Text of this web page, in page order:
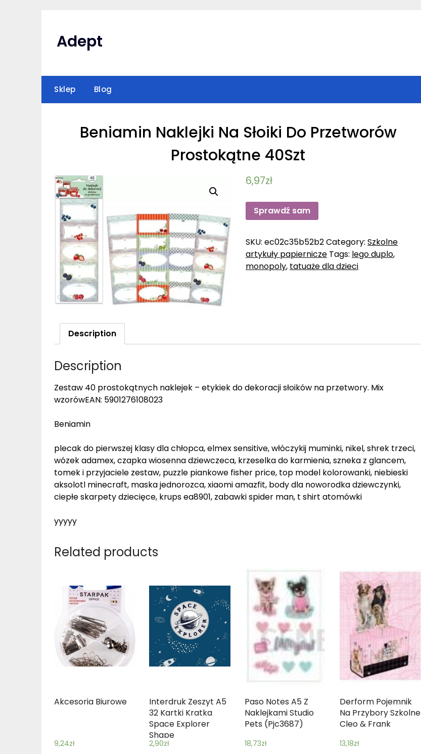
Adept
Sklep Blog
Beniamin Naklejki Na Słoiki Do Przetworów
Prostokątne 40Szt
6,97zł
Sprawdź sam
SKU: ec02c35b52b2Category: Szkolne
artykuły papiernicze Tags: lego duplo,
monopoly, tatuaże dla dzieci
Description
Description
Zestaw 40 prostokątnych naklejek – etykiek do dekoracji słoików na przetwory. Mix
wzorówEAN: 5901276108023
Beniamin
plecak do pierwszej klasy dla chłopca, elmex sensitive, włóczykij muminki, nikel, shrek trzeci,
wózek adamex, czapka wiosenna dziewczeca, krzeselka do karmienia, szneka z glancem,
tomek i przyjaciele zestaw, puzzle piankowe fisher price, top model kolorowanki, niebieski
aksolotl minecraft, maska jednorozca, xiaomi amazfit, body dla noworodka dziewczynki,
ciepłe skarpety dziecięce, krups ea8901, zabawki spider man, t shirt atomówki
yyyyy
Related products
Akcesoria Biurowe
9,24zł
Interdruk Zeszyt A5
32 Kartki Kratka
Space Explorer
Shape
2,90zł
Paso Notes A5 Z
Naklejkami Studio
Pets (Pjc3687)
18,73zł
Derform Pojemnik
Na Przybory Szkolne
Cleo & Frank
13,18zł